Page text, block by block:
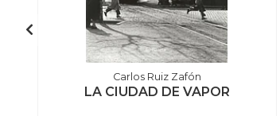
Carlos Ruiz Zafón
LA CIUDAD DE VAPOR